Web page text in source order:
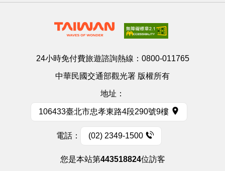
24小時免付費旅遊諮詢熱線： 0800-011765
中華民國交通部觀光署 版權所有
地址：
106433臺北市忠孝東路4段290號9樓
電話： (02) 2349-1500
您是本站第443518824位訪客